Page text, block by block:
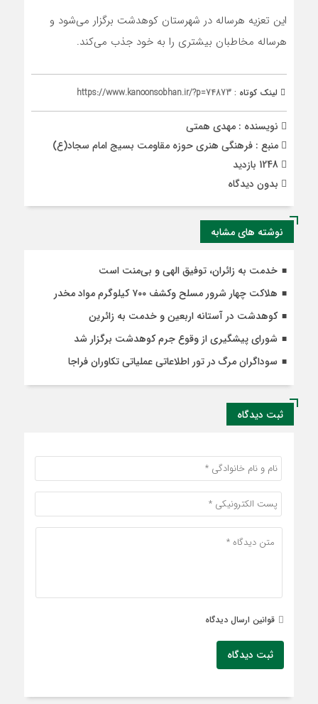
این تعزیه هرساله در شهرستان کوهدشت برگزار می‌شود و
هرساله مخاطبان بیشتری را به خود جذب می‌کند.
لینک کوتاه : https://www.kanoonsobhan.ir/?p=74873
نویسنده : مهدی همتی
منبع : فرهنگی هنری حوزه مقاومت بسیج امام سجاد(ع)
بدون دیدگاه
نوشته های مشابه
خدمت به زائران، توفیق الهی و بی‌منت است
هلاکت چهار شرور مسلح وکشف ۷۰۰ کیلوگرم مواد مخدر
کوهدشت در آستانه اربعین و خدمت‌ به زائرین
شورای پیشگیری از وقوع جرم کوهدشت برگزار شد
سوداگران مرگ در تور اطلاعاتی عملیاتی تکاوران فراجا
ثبت دیدگاه
قوانین ارسال دیدگاه
ثبت دیدگاه